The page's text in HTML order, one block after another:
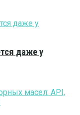
даже у